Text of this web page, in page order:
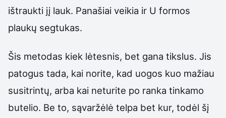
ištraukti jį lauk. Panašiai veikia ir U formos
plaukų segtukas.
Šis metodas kiek lėtesnis, bet gana tikslus. Jis
patogus tada, kai norite, kad uogos kuo mažiau
susitrintų, arba kai neturite po ranka tinkamo
butelio. Be to, sąvaržėlė telpa bet kur, todėl šį